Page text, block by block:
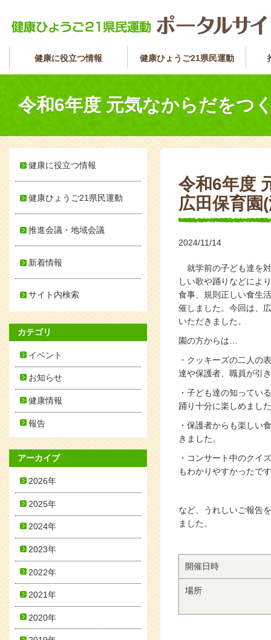
健康に役立つ情報 健康ひょうご21県民運動
令和6年度 元気なからだをつ
令和6年度
広田保育園
2024/11/14
就学前の子ども達を
しい歌や踊りなどによ
食事、規則正しい食生
催しました。 今回は、
いただきました。
園の方からは…
・クッキーズの二人の
達や保護者、職員が引
・子ども達の知ってい
踊り十分に楽しめまし
・保護者からも楽しい
きました。
・コンサート中のクイ
もわかりやすかったで
など、うれしいご報告
ました。
開催日時
場所
健康に役立つ情報
健康ひょうご21県民運動
推進会議・地域会議
新着情報
サイト内検索
カテゴリ
イベント
お知らせ
健康情報
報告
アーカイブ
2026年
2025年
2024年
2023年
2022年
2021年
2020年